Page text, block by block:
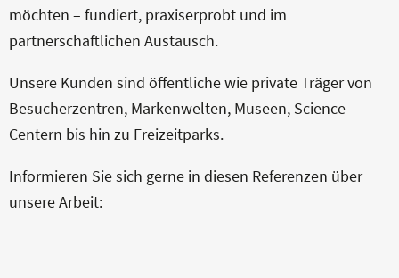
möchten – fundiert, praxiserprobt und im
partnerschaftlichen Austausch.
Unsere Kunden sind öffentliche wie private Träger von
Besucherzentren, Markenwelten, Museen, Science
Centern bis hin zu Freizeitparks.
Informieren Sie sich gerne in diesen Referenzen über
unsere Arbeit: